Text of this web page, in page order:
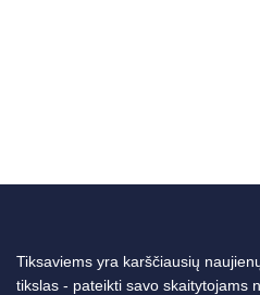
Tiksaviems yra karščiausių
tikslas - pateikti savo skaitytojams